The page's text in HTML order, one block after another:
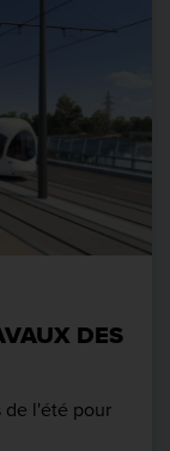
DES
de l'été pour